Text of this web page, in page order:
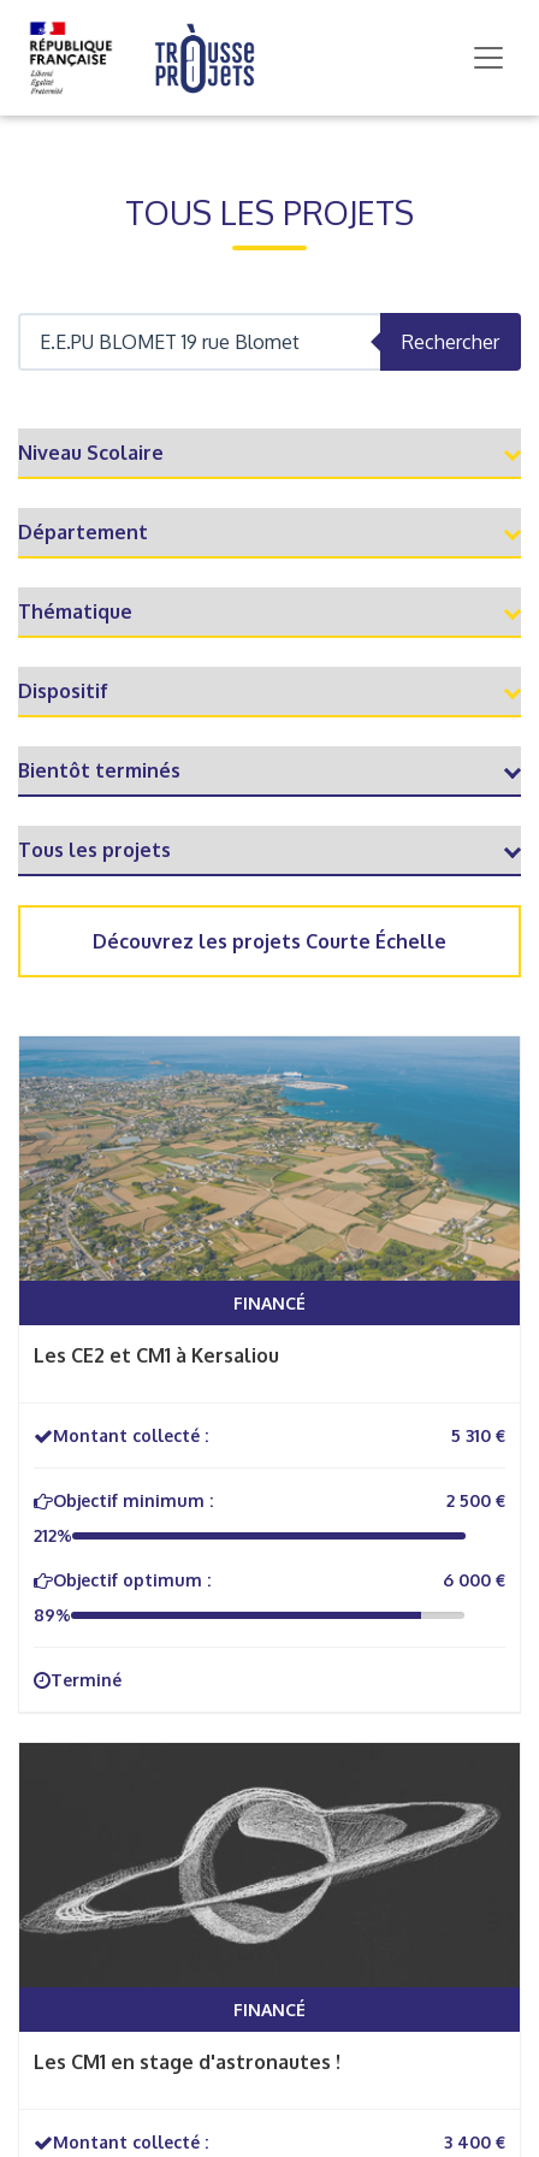
TOUS LES PROJETS
Rechercher
Découvrez les projets Courte Échelle
FINANCÉ
Les CE2 et CM1 à Kersaliou
Montant collecté : 5 310 €
Objectif minimum :
2 500 €
212%
Objectif optimum :
6 000 €
89%
Terminé
FINANCÉ
Les CM1 en stage d'astronautes !
Montant collecté : 3 400 €